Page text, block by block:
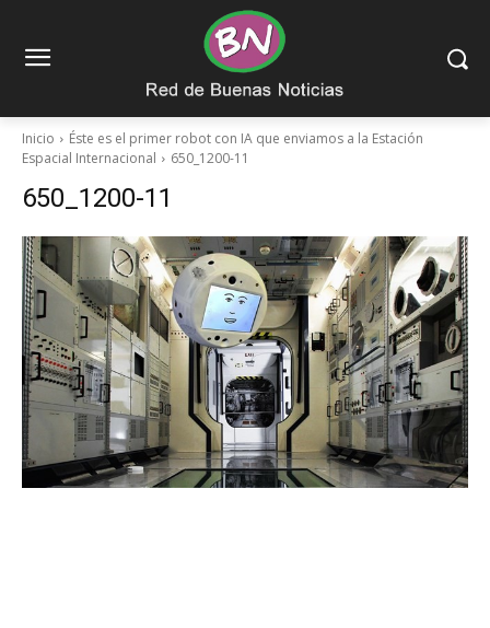
Inicio
Éste es el primer robot con IA que enviamos a la Estación
Espacial Internacional
650_1200-11
650_1200-11